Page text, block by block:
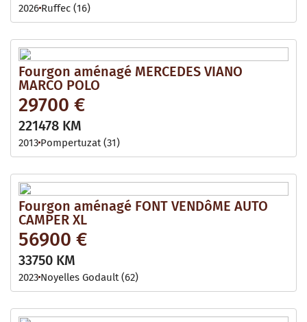
2026 Ruffec (16)
Fourgon aménagé MERCEDES VIANO
MARCO POLO
29700 €
221478 KM
2013 Pompertuzat (31)
Fourgon aménagé FONT VENDôME AUTO
CAMPER XL
56900 €
33750 KM
2023 Noyelles Godault (62)